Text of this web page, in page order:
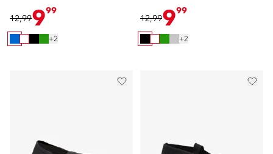
klittenband blauw
12,99999
+2
klittenband zwart
12,99999
+2